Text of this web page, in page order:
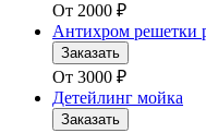
От 2000 ₽
Антихром решетки
Заказать
От 3000 ₽
Детейлинг мойка
Заказать